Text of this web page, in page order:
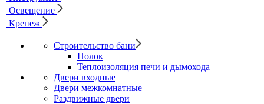
Освещение
Крепеж
Строительство бани
Полок
Теплоизоляция печи и дымохода
Двери входные
Двери межкомнатные
Раздвижные двери